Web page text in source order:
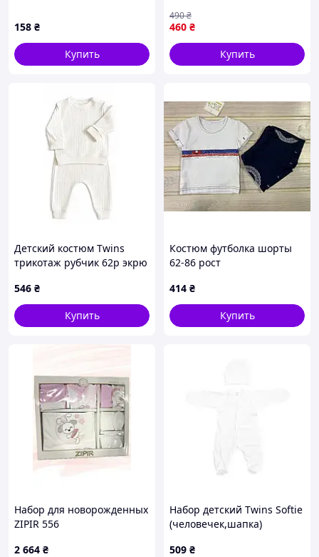
158 ₴
Купить
56см Фланель Тепленькие
460 ₴
490₴
Купить
Детский костюм Twins
трикотаж рубчик 62р экрю
546 ₴
Купить
Костюм футболка шорты
62-86 рост
414 ₴
Купить
Набор для новорожденных
ZIPIR 556
2 664 ₴
Набор детский Twins Softie
(человечек,шапка)
509 ₴